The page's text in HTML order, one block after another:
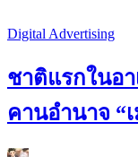
Digital Advertising
ชาติแรกในอา
คานอำนาจ “